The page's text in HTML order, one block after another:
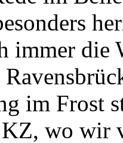
immer die
im Frost
wo wir